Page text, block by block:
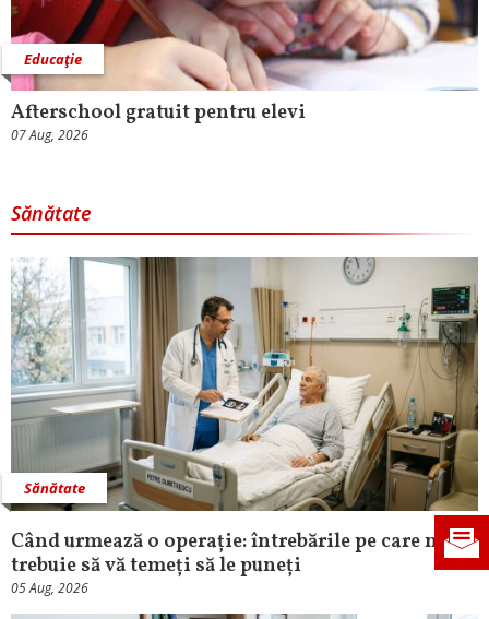
Educaţie
Afterschool gratuit pentru elevi
07 Aug, 2026
Sănătate
Sănătate
Când urmează o operație: întrebările pe care nu
trebuie să vă temeți să le puneți
05 Aug, 2026